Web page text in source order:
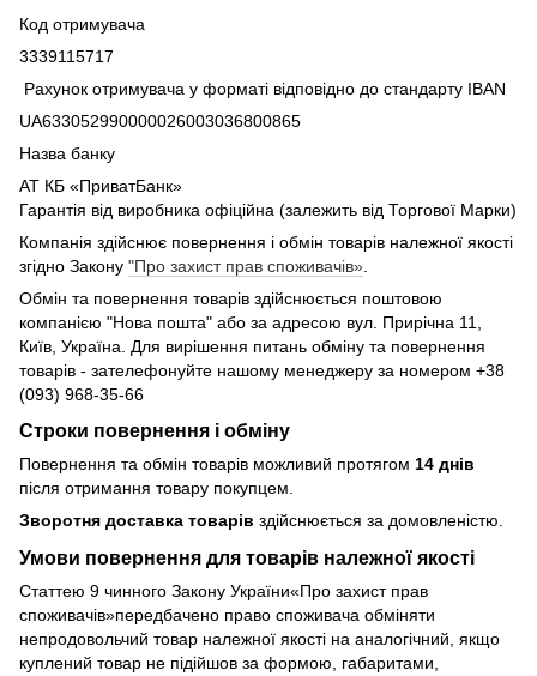
Код отримувача
3339115717
Рахунок отримувача у форматі відповідно до стандарту IBAN
UA633052990000026003036800865
Назва банку
АТ КБ «ПриватБанк»
Гарантія від виробника офіційна (залежить від Торгової Марки)
Компанія здійснює повернення і обмін товарів належної якості
згідно Закону "Про захист прав споживачів»
Обмін та повернення товарів здійснюється поштовою
компанією "Нова пошта" або за адресою вул. Прирічна 11,
Київ, Україна. Для вирішення питань обміну та повернення
товарів - зателефонуйте нашому менеджеру за номером +38
(093) 968-35-66
Строки повернення і обміну
Повернення та обмін товарів можливий протягом 14 днів
після отримання товару покупцем.
Зворотня доставка товарів здійснюється за домовленістю.
Умови повернення для товарів належної якості
Статтею 9 чинного Закону України«Про захист прав
споживачів»передбачено право споживача обміняти
непродовольчий товар належної якості на аналогічний, якщо
куплений товар не підійшов за формою, габаритами,